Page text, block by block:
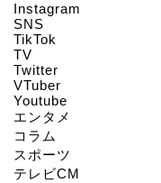
Instagram
SNS
TikTok
TV
Twitter
VTuber
Youtube
エンタメ
コラム
スポーツ
テレビCM